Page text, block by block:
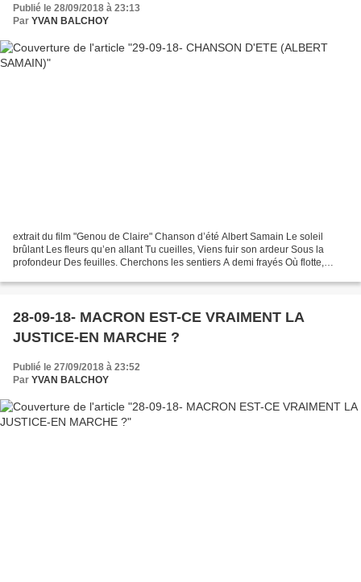
Publié le 28/09/2018 à 23:13
Par YVAN BALCHOY
extrait du film "Genou de Claire" Chanson d’été Albert Samain Le soleil
brûlant Les fleurs qu’en allant Tu cueilles, Viens fuir son ardeur Sous la
profondeur Des feuilles. Cherchons les sentiers A demi frayés Où flotte,
28-09-18- MACRON EST-CE VRAIMENT LA
JUSTICE-EN MARCHE ?
Publié le 27/09/2018 à 23:52
Par YVAN BALCHOY